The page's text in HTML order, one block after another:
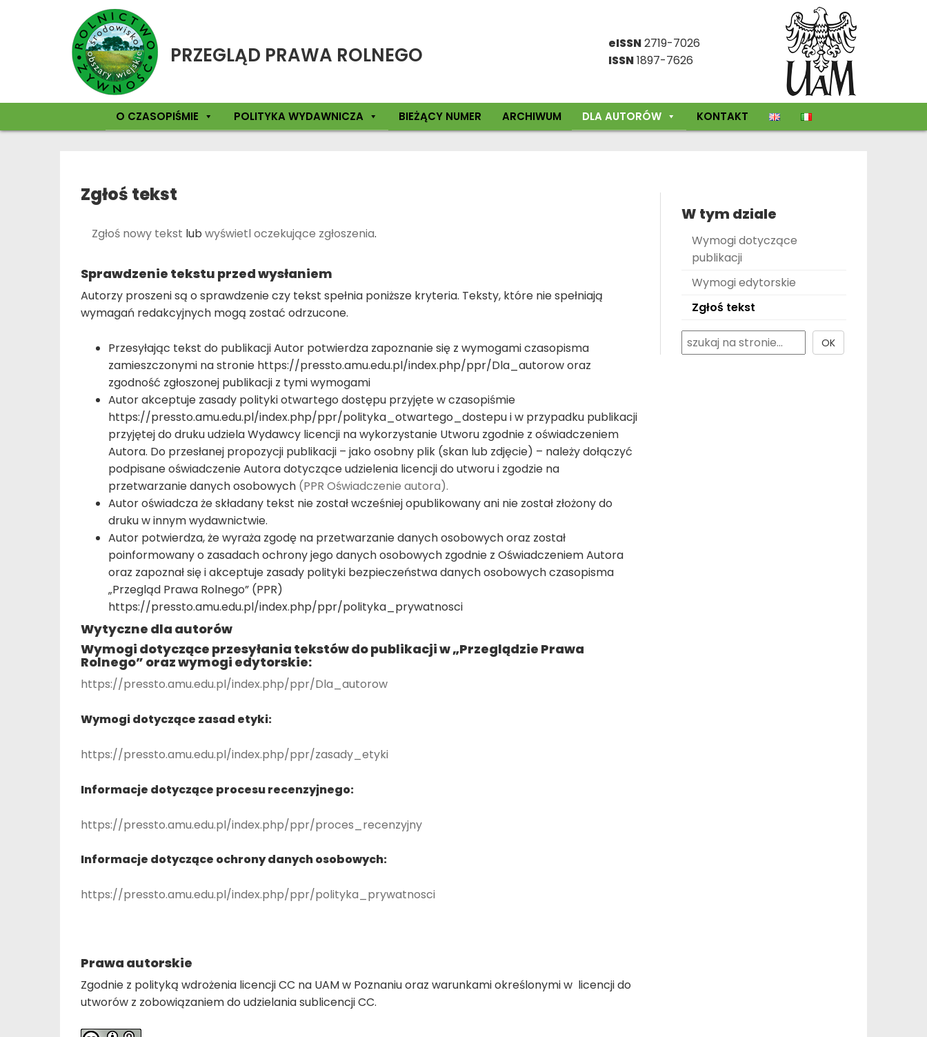
PRZEGLĄD PRAWA ROLNEGO eISSN2719-7026
ISSN1897-7626
O CZASOPIŚMIE POLITYKA WYDAWNICZA BIEŻĄCY NUMER ARCHIWUM DLA AUTORÓW KONTAKT
Zgłoś tekst
Zgłoś nowy tekst lub wyświetl oczekujące zgłoszenia.
Sprawdzenie tekstu przed wysłaniem
Autorzy proszeni są o sprawdzenie czy tekst spełnia poniższe kryteria. Teksty, które nie spełniają
wymagań redakcyjnych mogą zostać odrzucone.
Przesyłając tekst do publikacji Autor potwierdza zapoznanie się z wymogami czasopisma
zamieszczonymi na stronie https://pressto.amu.edu.pl/index.php/ppr/Dla_autorow oraz
zgodność zgłoszonej publikacji z tymi wymogami
Autor akceptuje zasady polityki otwartego dostępu przyjęte w czasopiśmie
https://pressto.amu.edu.pl/index.php/ppr/polityka_otwartego_dostepu i w przypadku publikacji
przyjętej do druku udziela Wydawcy licencji na wykorzystanie Utworu zgodnie z oświadczeniem
Autora. Do przesłanej propozycji publikacji – jako osobny plik (skan lub zdjęcie) – należy dołączyć
podpisane oświadczenie Autora dotyczące udzielenia licencji do utworu i zgodzie na
przetwarzanie danych osobowych (PPR Oświadczenie autora).
Autor oświadcza że składany tekst nie został wcześniej opublikowany ani nie został złożony do
druku w innym wydawnictwie.
Autor potwierdza, że wyraża zgodę na przetwarzanie danych osobowych oraz został
poinformowany o zasadach ochrony jego danych osobowych zgodnie z Oświadczeniem Autora
oraz zapoznał się i akceptuje zasady polityki bezpieczeństwa danych osobowych czasopisma
„Przegląd Prawa Rolnego” (PPR)
https://pressto.amu.edu.pl/index.php/ppr/polityka_prywatnosci
Wytyczne dla autorów
Wymogi dotyczące przesyłania tekstów do publikacji w „Przeglądzie Prawa
Rolnego” oraz wymogi edytorskie:
https://pressto.amu.edu.pl/index.php/ppr/Dla_autorow
Wymogi dotyczące zasad etyki:
https://pressto.amu.edu.pl/index.php/ppr/zasady_etyki
Informacje dotyczące procesu recenzyjnego:
https://pressto.amu.edu.pl/index.php/ppr/proces_recenzyjny
Informacje dotyczące ochrony danych osobowych:
https://pressto.amu.edu.pl/index.php/ppr/polityka_prywatnosci
Prawa autorskie
Zgodnie z polityką wdrożenia licencji CC na UAM w Poznaniu oraz warunkami określonymi w licencji do
utworów z zobowiązaniem do udzielania sublicencji CC.
W tym dziale
Wymogi dotyczące
publikacji
Wymogi edytorskie
Zgłoś tekst